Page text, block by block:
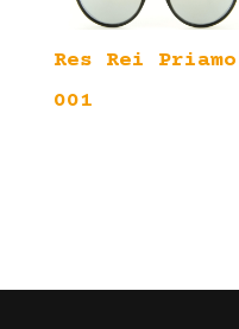
Res Rei Priamo
001